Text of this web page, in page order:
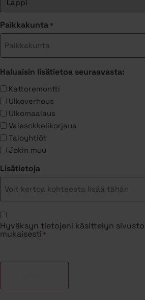
Paikkakunta *
Haluaisin lisätietoa seuraavasta:
Kattoremontti
Ulkoverhous
Ulkomaalaus
Valesokkelikorjaus
Taloyhtiöt
Jokin muu
Lisätietoja
Suostumus
*
Hyväksyn tietojeni käsittelyn
mukaisesti *